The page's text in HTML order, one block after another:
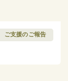
ご支援のご報告